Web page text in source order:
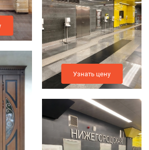
Узнать цену